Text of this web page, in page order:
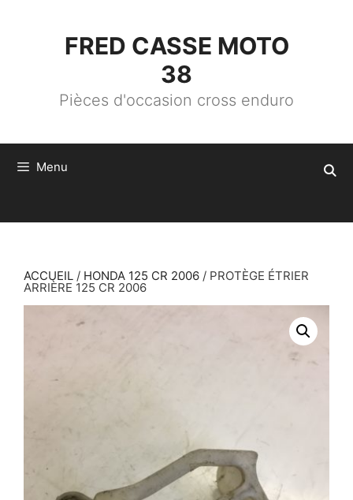
FRED CASSE MOTO
38
Pièces d'occasion cross enduro
Menu
ACCUEIL / HONDA 125 CR 2006 / PROTÈGE ÉTRIER
ARRIÈRE 125 CR 2006